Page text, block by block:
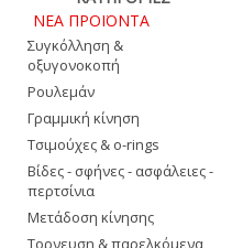
ΝΕΑ ΠΡΟΪΟΝΤΑ
Συγκόλληση &
οξυγονοκοπή
Ρουλεμάν
Γραμμική κίνηση
Τσιμούχες & o-rings
Βίδες - σφήνες - ασφάλειες -
περτσίνια
Μετάδοση κίνησης
Τορνευση & παρελκόμενα